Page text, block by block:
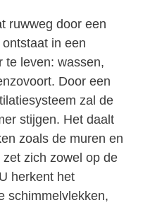
ruwweg door een
in een
te leven: wassen,
Door een
zal de
stijgen. Het daalt
zoals de muren en
zich zowel op de
herkent het
schimmelvlekken,